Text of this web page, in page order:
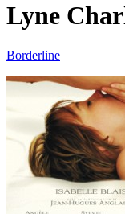
Lyne
Borderline